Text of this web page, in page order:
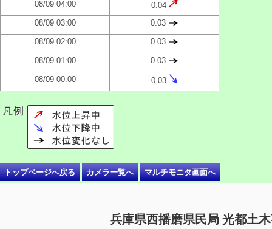
08/09 04:00
0.04
08/09 03:00
0.03
08/09 02:00 0.03
08/09 01:00 0.03
08/09 00:00 0.03
トップページへ戻る カメラ一覧へ マルチモニタ画面へ
兵庫県西播磨県民局 光都土